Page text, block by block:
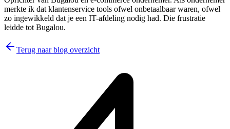
merkte ik dat klantenservice tools ofwel onbetaalbaar waren, ofwel
zo ingewikkeld dat je een IT-afdeling nodig had. Die frustratie
leidde tot Bugalou.
Terug naar blog overzicht